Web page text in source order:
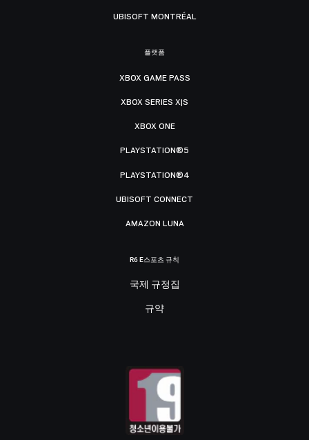
UBISOFT MONTRÉAL
플랫폼
XBOX GAME PASS
XBOX SERIES X|S
XBOX ONE
PLAYSTATION®5
PLAYSTATION®4
UBISOFT CONNECT
AMAZON LUNA
R6 E스포츠 규칙
국제 규정집
규약